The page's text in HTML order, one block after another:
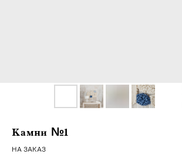
Камни №1
НА ЗАКАЗ